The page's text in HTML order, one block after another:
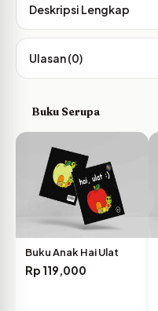
Deskripsi Lengkap
Ulasan (0)
Buku Serupa
Buku Anak Hai Ulat
Rp 119,000